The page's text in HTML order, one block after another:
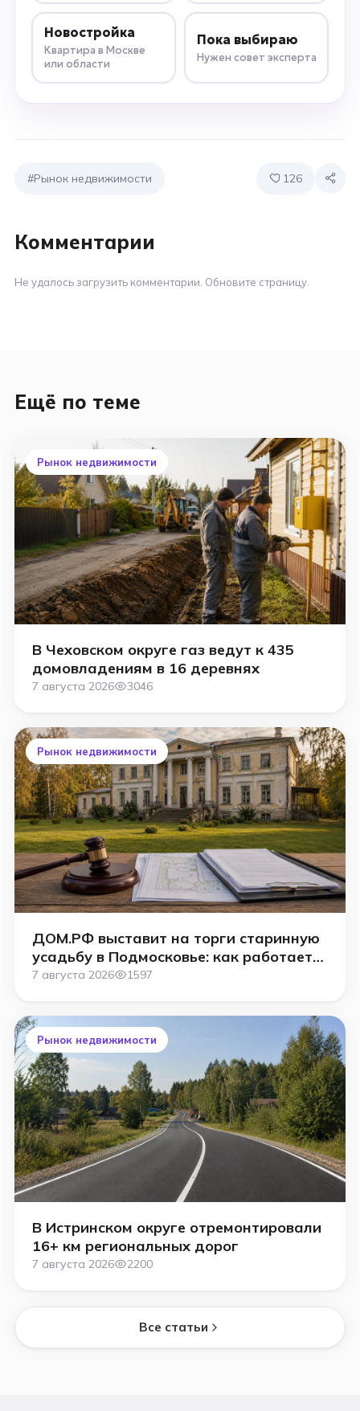
Новостройка
Квартира в Москве
или области
Пока выбираю
Нужен совет эксперта
#Рынок недвижимости 126
Комментарии
Не удалось загрузить комментарии. Обновите страницу.
Ещё по теме
Рынок недвижимости
В Чеховском округе газ ведут к 435
домовладениям в 16 деревнях
7 августа 2026 3046
Рынок недвижимости
ДОМ.РФ выставит на торги старинную
усадьбу в Подмосковье: как работает
аукцион
7 августа 2026 1597
Рынок недвижимости
В Истринском округе отремонтировали
16+ км региональных дорог
7 августа 2026 2200
Все статьи